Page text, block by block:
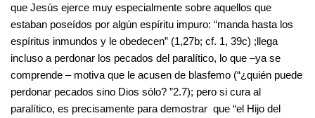
que Jesús ejerce muy especialmente sobre aquellos que
estaban poseídos por algún espíritu impuro: “manda hasta los
espíritus inmundos y le obedecen” (1,27b; cf. 1, 39c) ;llega
incluso a perdonar los pecados del paralítico, lo que –ya se
comprende – motiva que le acusen de blasfemo (“¿quién puede
perdonar pecados sino Dios sólo? ”2.7); pero si cura al
paralítico, es precisamente para demostrar que “el Hijo del